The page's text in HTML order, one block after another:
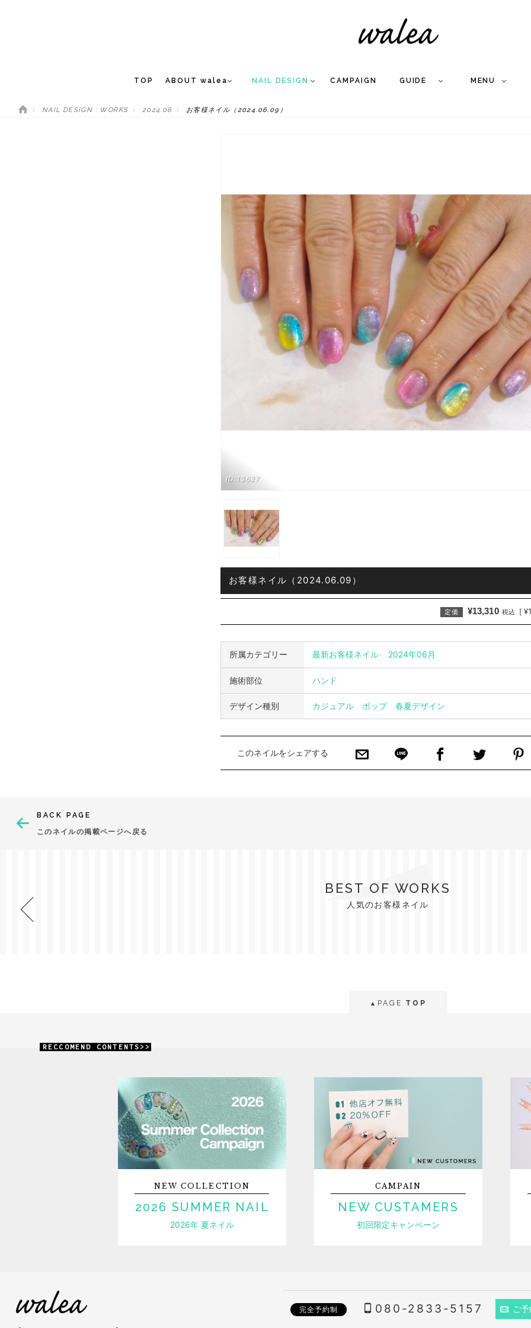
TOP ABOUT walea NAIL DESIGN CAMPAIGN GUIDE MENU
NAIL DESIGN : WORKS 2024.06 お客様ネイル（2024.06.09）
ID:13627
お客様ネイル（2024.06.09）
定価 ¥13,310 税込 [
所属カテゴリー 最新お客様ネイル 2024年06月
施術部位 ハンド
デザイン種別 カジュアル ポップ 春夏デザイン
このネイルをシェアする
BACK PAGE
このネイルの掲載ページへ戻る
BEST OF WORKS
人気のお客様ネイル
▲ PAGE TOP
RECCOMEND CONTENTS>>
NEWCOLLECTION
2026 SUMMER NAIL
2026年 夏ネイル
CAMPAIN
NEW CUSTAMERS
初回限定キャンペーン
完全予約制 080-2833-5157 ご